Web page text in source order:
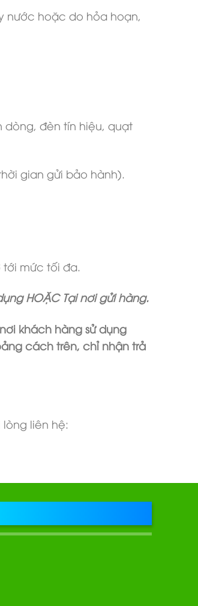
nước hoặc do hỏa hoạn,
dòng, đèn tín hiệu, quạt
gian gửi bảo hành).
tới mức tối đa.
HOẶC Tại nơi gửi hàng.
khách hàng sử dụng
cách trên, chỉ nhận trả
liên hệ: